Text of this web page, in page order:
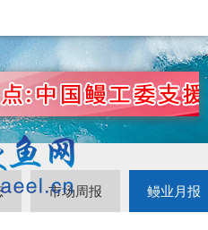
市场周报 鳗业月报